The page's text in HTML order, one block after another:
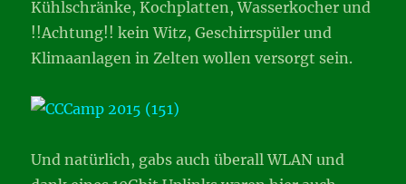
Kühlschränke, Kochplatten, Wasserkocher und
!!Achtung!! kein Witz, Geschirrspüler und
Klimaanlagen in Zelten wollen versorgt sein.
Und natürlich, gabs auch überall WLAN und